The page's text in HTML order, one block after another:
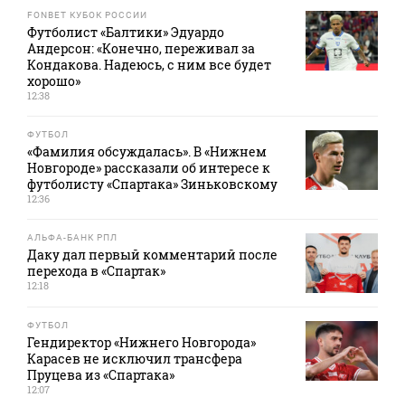
FONBET КУБОК РОССИИ
Футболист «Балтики» Эдуардо
Андерсон: «Конечно, переживал за
Кондакова. Надеюсь, с ним все будет
хорошо»
12:38
ФУТБОЛ
«Фамилия обсуждалась». В «Нижнем
Новгороде» рассказали об интересе к
футболисту «Спартака» Зиньковскому
12:36
АЛЬФА-БАНК РПЛ
Даку дал первый комментарий после
перехода в «Спартак»
12:18
ФУТБОЛ
Гендиректор «Нижнего Новгорода»
Карасев не исключил трансфера
Пруцева из «Спартака»
12:07